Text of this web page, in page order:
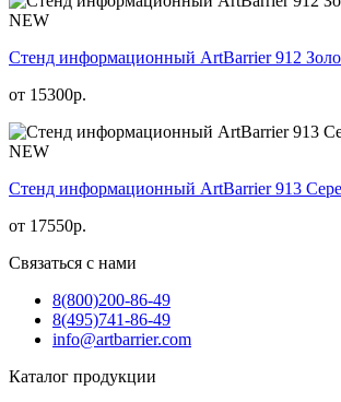
NEW
Стенд информационный АrtBarrier 912
от 15300р.
NEW
Стенд информационный АrtBarrier 913
от 17550р.
Связаться с нами
8(800)200-86-49
8(495)741-86-49
info@artbarrier.com
Каталог продукции